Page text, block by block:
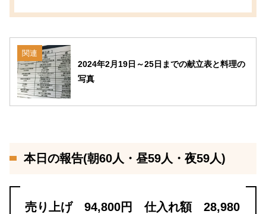
関連
2024年2月19日～25日までの献立表と料理の
写真
本日の報告(朝60人・昼59人・夜59人)
売り上げ 94,800円 仕入れ額 28,980